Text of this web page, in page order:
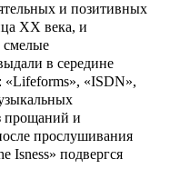
и позитивных
ХХ века, и
смелые
в середине
«Lifeforms», «ISDN»,
прощаний и
прослушивания
Isness» подвергся